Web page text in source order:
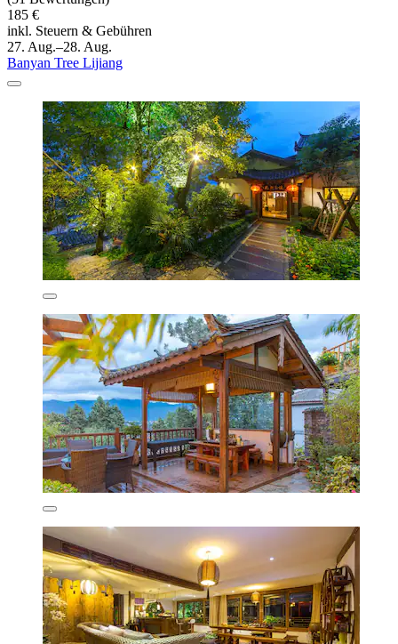
185 €
inkl. Steuern & Gebühren
27. Aug.–28. Aug.
Banyan Tree Lijiang